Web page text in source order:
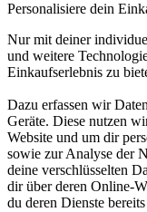
Personalisiere dein
Nur mit deiner
und weitere
Einkaufserlebnis zu
Dazu erfassen wir
Geräte. Diese nutzen
Website und um dir
sowie zur Analyse der
deine verschlüsselten
dir über deren Online-
du deren Dienste